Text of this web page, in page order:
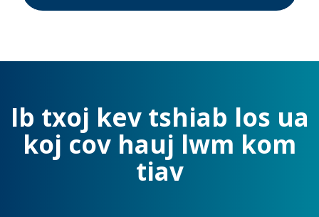
Ib txoj kev tshiab los ua
koj cov hauj lwm kom
tiav